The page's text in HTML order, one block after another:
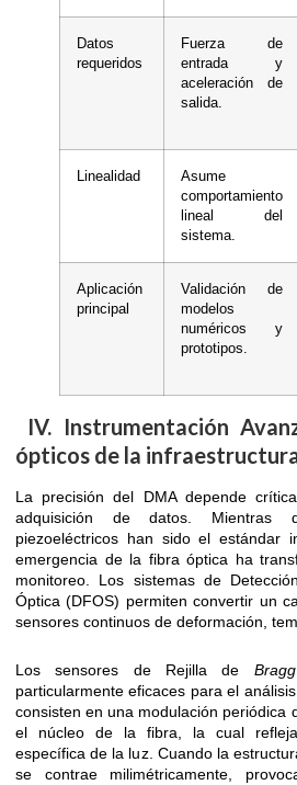
Datos
requeridos
Fuerza de
entrada y
aceleración de
salida.
Linealidad
Asume
comportamiento
lineal del
sistema.
Aplicación
principal
Validación de
modelos
numéricos y
prototipos.
IV. Instrumentación
ópticos de la
La precisión del DMA depende
adquisición de datos. Mientras
piezoeléctricos han sido el estándar
emergencia de la fibra óptica ha
monitoreo. Los sistemas de
Óptica (DFOS) permiten convertir un
sensores continuos de deformación,
Los sensores de Rejilla de Bragg
particularmente eficaces para el
consisten en una modulación periódica
el núcleo de la fibra, la cual
específica de la luz. Cuando la
se contrae milimétricamente,